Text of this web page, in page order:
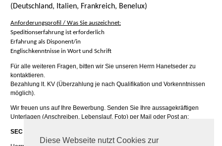
Diese Webseite nutzt Cookies zur
(Deutschland, Italien, Frankreich, Benelux)
Anforderungsprofil / Was Sie auszeichnet:
Speditionserfahrung ist erforderlich
Erfahrung als Disponent/in
Englischkenntnisse in Wort und Schrift
Für alle weiteren Fragen, bitten wir Sie unseren Herrn Hanetseder zu
kontaktieren.
Bezahlung lt. KV (Überzahlung je nach Qualifikation und Vorkenntnissen
möglich).
Wir freuen uns auf Ihre Bewerbung. Senden Sie Ihre aussagekräftigen
Unterlagen (Anschreiben, Lebenslauf, Foto) per Mail oder Post an:
SEC Logistics GmbH